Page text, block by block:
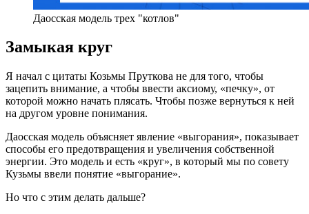
Даосская модель трех "котлов"
Замыкая круг
Я начал с цитаты Козьмы Пруткова не для того, чтобы
зацепить внимание, а чтобы ввести аксиому, «печку», от
которой можно начать плясать. Чтобы позже вернуться к ней
на другом уровне понимания.
Даосская модель объясняет явление «выгорания», показывает
способы его предотвращения и увеличения собственной
энергии. Это модель и есть «круг», в который мы по совету
Кузьмы ввели понятие «выгорание».
Но что с этим делать дальше?